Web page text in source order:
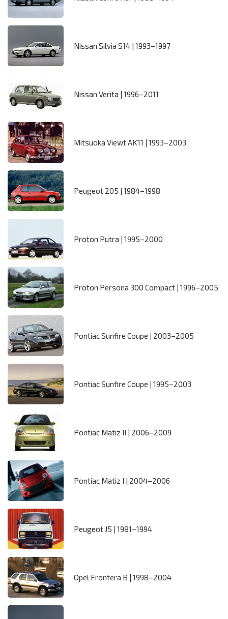
Nissan Silvia S14 | 1993–1997
Nissan Verita | 1996–2011
Mitsuoka Viewt AK11 | 1993–2003
Peugeot 205 | 1984–1998
Proton Putra | 1995–2000
Proton Persona 300 Compact | 1996–2005
Pontiac Sunfire Coupe | 2003–2005
Pontiac Sunfire Coupe | 1995–2003
Pontiac Matiz II | 2006–2009
Pontiac Matiz I | 2004–2006
Peugeot J5 | 1981–1994
Opel Frontera B | 1998–2004